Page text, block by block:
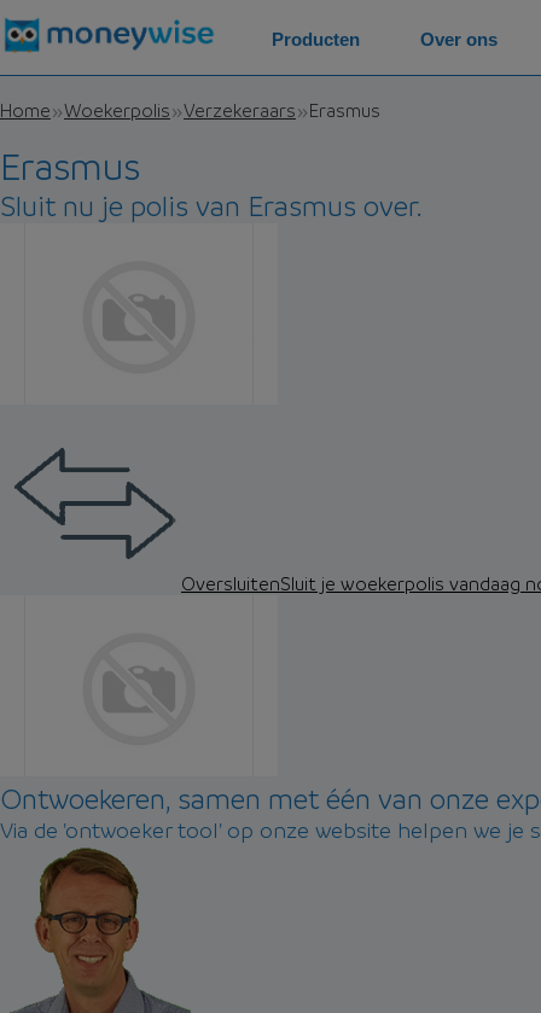
Home Woekerpolis Verzekeraars Erasmus
Erasmus
Sluit nu je polis van Erasmus over.
OversluitenSluit je woekerpolis vandaag
Ontwoekeren, samen met één van onze
Via de 'ontwoeker tool' op onze website helpen we je
Producten Over ons